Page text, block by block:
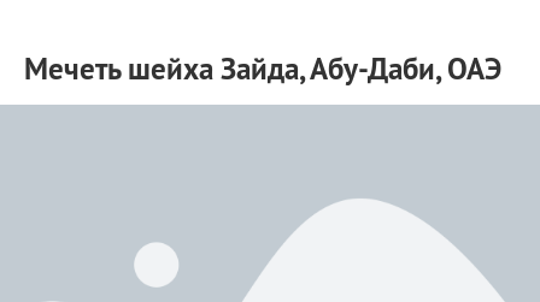
Мечеть шейха Зайда, Абу-Даби, ОАЭ